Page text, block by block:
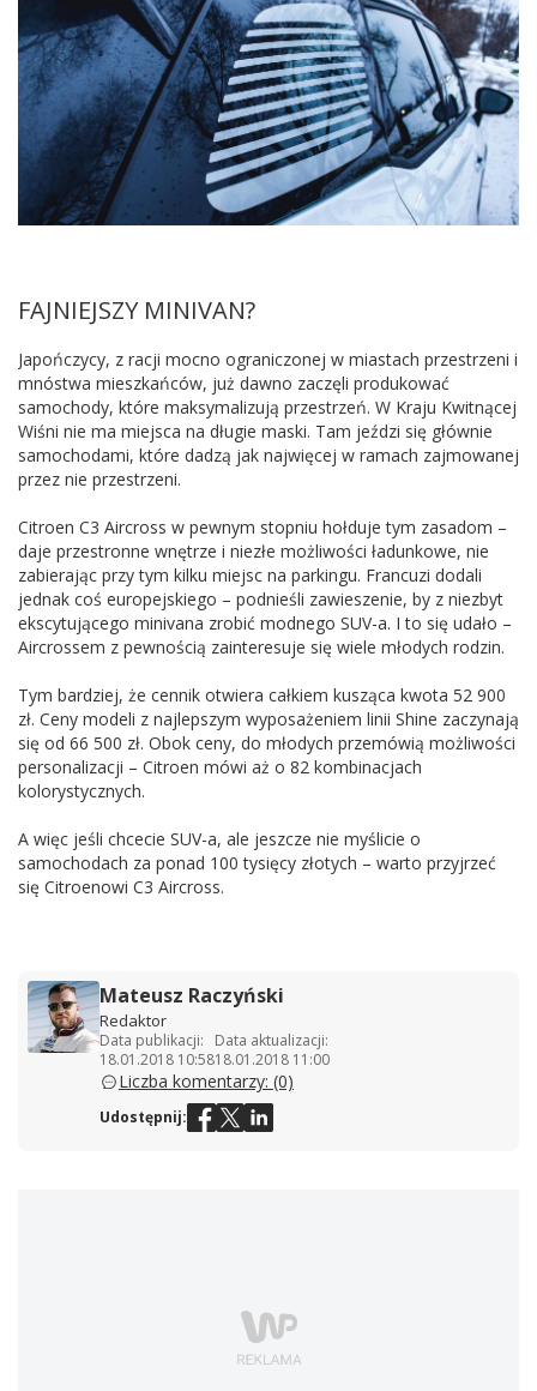
FAJNIEJSZY MINIVAN?
Japończycy, z racji mocno ograniczonej w miastach przestrzeni i
mnóstwa mieszkańców, już dawno zaczęli produkować
samochody, które maksymalizują przestrzeń. W Kraju Kwitnącej
Wiśni nie ma miejsca na długie maski. Tam jeździ się głównie
samochodami, które dadzą jak najwięcej w ramach zajmowanej
przez nie przestrzeni.
Citroen C3 Aircross w pewnym stopniu hołduje tym zasadom –
daje przestronne wnętrze i niezłe możliwości ładunkowe, nie
zabierając przy tym kilku miejsc na parkingu. Francuzi dodali
jednak coś europejskiego – podnieśli zawieszenie, by z niezbyt
ekscytującego minivana zrobić modnego SUV-a. I to się udało –
Aircrossem z pewnością zainteresuje się wiele młodych rodzin.
Tym bardziej, że cennik otwiera całkiem kusząca kwota 52 900
zł. Ceny modeli z najlepszym wyposażeniem linii Shine zaczynają
się od 66 500 zł. Obok ceny, do młodych przemówią możliwości
personalizacji – Citroen mówi aż o 82 kombinacjach
kolorystycznych.
A więc jeśli chcecie SUV-a, ale jeszcze nie myślicie o
samochodach za ponad 100 tysięcy złotych – warto przyjrzeć
się Citroenowi C3 Aircross.
Mateusz Raczyński
Redaktor
Data publikacji:
18.01.2018 10:58
Data aktualizacji:
18.01.2018 11:00
Liczba komentarzy: (0)
Udostępnij: